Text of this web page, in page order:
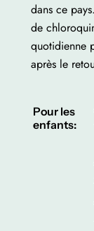
dans ce
de
quotidienne
après le
Pour les
enfants: